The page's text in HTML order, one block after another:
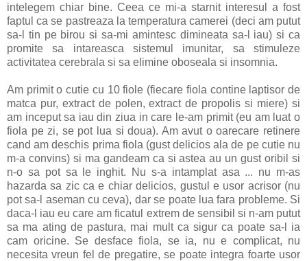
intelegem chiar bine. Ceea ce mi-a starnit interesul a fost
faptul ca se pastreaza la temperatura camerei (deci am putut
sa-l tin pe birou si sa-mi amintesc dimineata sa-l iau) si ca
promite sa intareasca sistemul imunitar, sa stimuleze
activitatea cerebrala si sa elimine oboseala si insomnia.
Am primit o cutie cu 10 fiole (fiecare fiola contine laptisor de
matca pur, extract de polen, extract de propolis si miere) si
am inceput sa iau din ziua in care le-am primit (eu am luat o
fiola pe zi, se pot lua si doua). Am avut o oarecare retinere
cand am deschis prima fiola (gust delicios ala de pe cutie nu
m-a convins) si ma gandeam ca si astea au un gust oribil si
n-o sa pot sa le inghit. Nu s-a intamplat asa ... nu m-as
hazarda sa zic ca e chiar delicios, gustul e usor acrisor (nu
pot sa-l aseman cu ceva), dar se poate lua fara probleme. Si
daca-l iau eu care am ficatul extrem de sensibil si n-am putut
sa ma ating de pastura, mai mult ca sigur ca poate sa-l ia
cam oricine. Se desface fiola, se ia, nu e complicat, nu
necesita vreun fel de pregatire, se poate integra foarte usor